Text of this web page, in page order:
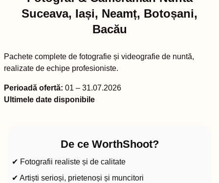
Suceava, Iași, Neamț, Botoșani,
Bacău
Pachete complete de fotografie și videografie de nuntă,
realizate de echipe profesioniste.
Perioadă ofertă: 01 – 31.07.2026
Ultimele date disponibile
De ce WorthShoot?
✔ Fotografii realiste și de calitate
✔ Artiști serioși, prietenoși și muncitori